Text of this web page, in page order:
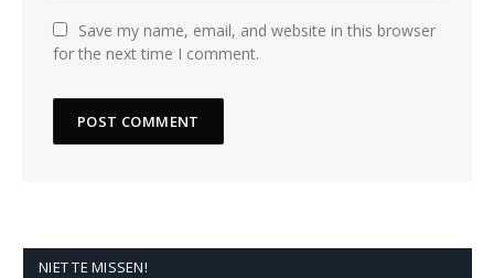
Save my name, email, and website in this browser
for the next time I comment.
NIET TE MISSEN!